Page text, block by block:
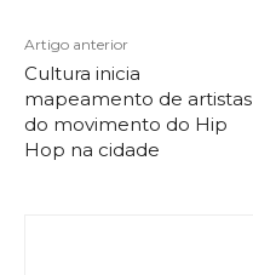
Artigo anterior
Cultura inicia
mapeamento de artistas
do movimento do Hip
Hop na cidade